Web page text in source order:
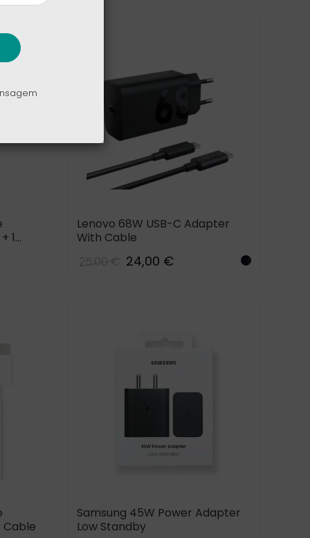
1
Lenovo 68W USB-C Adapter
With Cable
25,00 € 24,00 € Black
Cable
Samsung 45W Power Adapter
Low Standby